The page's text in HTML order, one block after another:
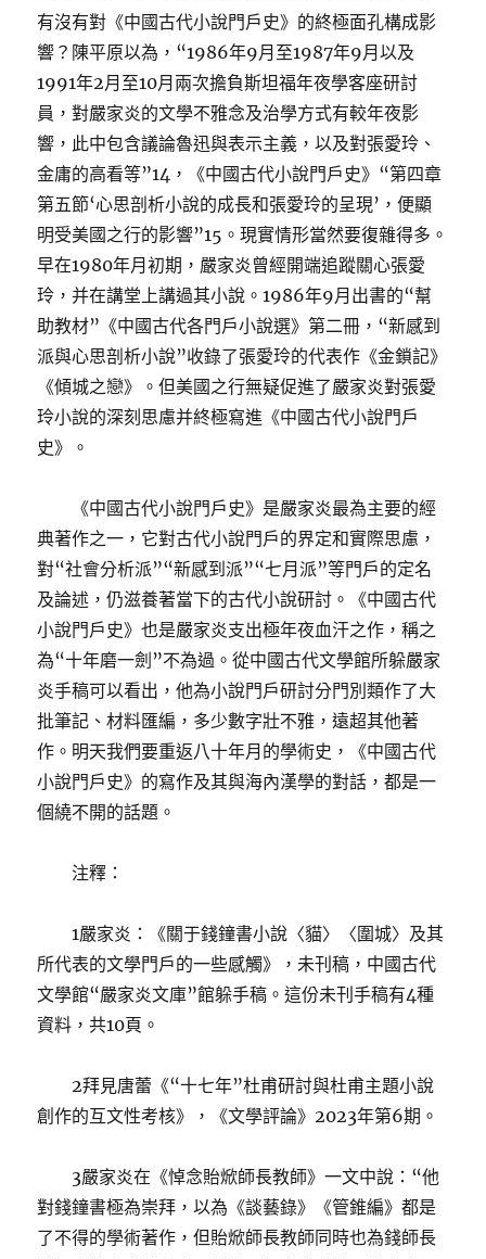
有沒有對《中國古代小說門戶史》的終極面孔構成影
響？陳平原以為，“1986年9月至1987年9月以及
1991年2月至10月兩次擔負斯坦福年夜學客座研討
員，對嚴家炎的文學不雅念及治學方式有較年夜影
響，此中包含議論魯迅與表示主義，以及對張愛玲、
金庸的高看等”14，《中國古代小說門戶史》“第四章
第五節‘心思剖析小說的成長和張愛玲的呈現’，便顯
明受美國之行的影響”15。現實情形當然要復雜得多。
早在1980年月初期，嚴家炎曾經開端追蹤關心張愛
玲，并在講堂上講過其小說。1986年9月出書的“幫
助教材”《中國古代各門戶小說選》第二冊，“新感到
派與心思剖析小說”收錄了張愛玲的代表作《金鎖記》
《傾城之戀》。但美國之行無疑促進了嚴家炎對張愛
玲小說的深刻思慮并終極寫進《中國古代小說門戶
史》。
《中國古代小說門戶史》是嚴家炎最為主要的經
典著作之一，它對古代小說門戶的界定和實際思慮，
對“社會分析派”“新感到派”“七月派”等門戶的定名
及論述，仍滋養著當下的古代小說研討。《中國古代
小說門戶史》也是嚴家炎支出極年夜血汗之作，稱之
為“十年磨一劍”不為過。從中國古代文學館所躲嚴家
炎手稿可以看出，他為小說門戶研討分門別類作了大
批筆記、材料匯編，多少數字壯不雅，遠超其他著
作。明天我們要重返八十年月的學術史，《中國古代
小說門戶史》的寫作及其與海內漢學的對話，都是一
個繞不開的話題。
注釋：
1嚴家炎：《關于錢鐘書小說〈貓〉〈圍城〉及其
所代表的文學門戶的一些感觸》，未刊稿，中國古代
文學館“嚴家炎文庫”館躲手稿。這份未刊手稿有4種
資料，共10頁。
2拜見唐蕾《“十七年”杜甫研討與杜甫主題小說
創作的互文性考核》，《文學評論》2023年第6期。
3嚴家炎在《悼念貽焮師長教師》一文中說：“他
對錢鐘書極為崇拜，以為《談藝錄》《管錐編》都是
了不得的學術著作，但貽焮師長教師同時也為錢師長